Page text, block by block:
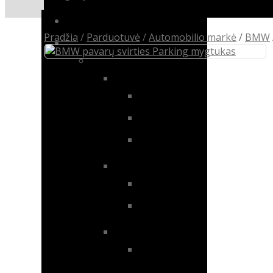
Automobilio markė
BMW
Pradžia / Parduotuvė /Automobilio markė / BMW